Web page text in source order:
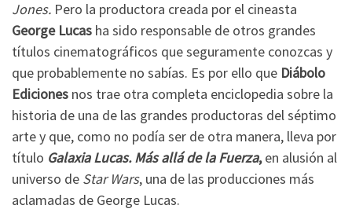
Jones. Pero la productora creada por el cineasta
George Lucas ha sido responsable de otros grandes
títulos cinematográficos que seguramente conozcas y
que probablemente no sabías. Es por ello que Diábolo
Ediciones nos trae otra completa enciclopedia sobre la
historia de una de las grandes productoras del séptimo
arte y que, como no podía ser de otra manera, lleva por
título Galaxia Lucas. Más allá de la Fuerza,en alusión al
universo de Star Wars, una de las producciones más
aclamadas de George Lucas.